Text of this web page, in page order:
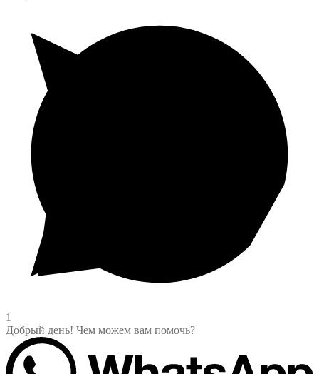
1
Добрый день! Чем можем вам помочь?